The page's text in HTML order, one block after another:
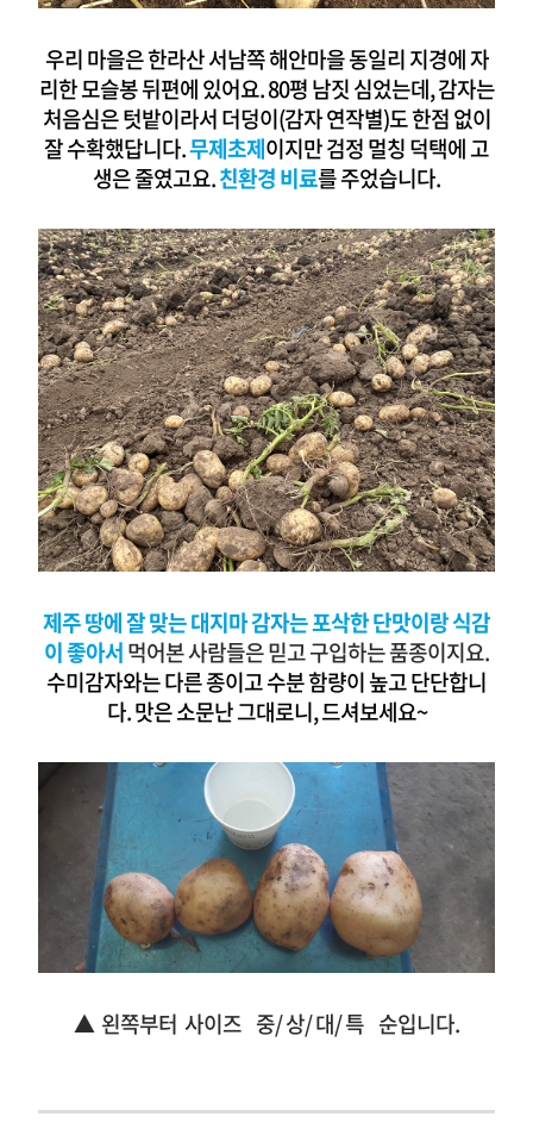
우리 마을은 한라산 서남쪽 해안마을 동일리 지경에 자
리한 모슬봉 뒤편에 있어요.80평 남짓 심었는데, 감자는
처음심은 텃밭이라서 더덩이(감자 연작별)도 한점 없이
잘 수확했답니다.무제초제이지만 검정 멀칭 덕택에 고
생은 줄였고요.친환경 비료를 주었습니다.
제주 땅에 잘 맞는대지마 감자는 포삭한 단맛이랑 식감
이 좋아서먹어본 사람들은 믿고 구입하는 품종이지요.
수미감자와는 다른 종이고 수분 함량이 높고 단단합니
다.맛은 소문난 그대로니, 드셔보세요~
▲ 왼쪽부터 사이즈 중/ 상/ 대/ 특 순입니다.